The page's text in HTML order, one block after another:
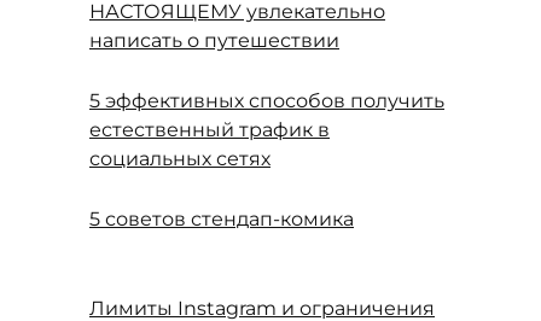
НАСТОЯЩЕМУ увлекательно
написать о путешествии
5 эффективных способов получить
естественный трафик в
социальных сетях
5 советов стендап-комика
Лимиты Instagram и ограничения